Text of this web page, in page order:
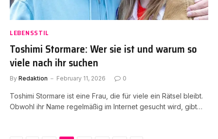
LEBENSSTIL
Toshimi Stormare: Wer sie ist und warum so
viele nach ihr suchen
By Redaktion February 11, 2026 0
Toshimi Stormare ist eine Frau, die für viele ein Rätsel bleibt.
Obwohl ihr Name regelmäßig im Internet gesucht wird, gibt…